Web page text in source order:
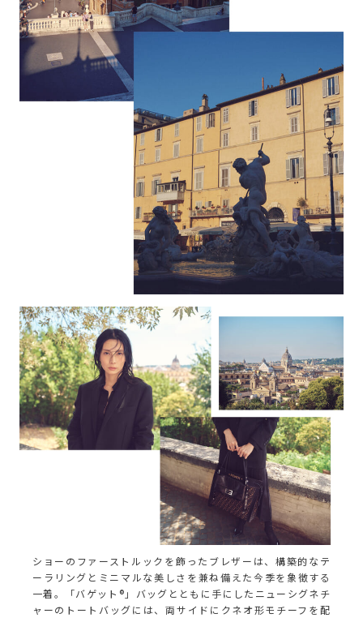
ショーのファーストルックを飾ったブレザーは、構築的なテ
ーラリングとミニマルな美しさを兼ね備えた今季を象徴する
一着。「バゲット®」バッグとともに手にしたニューシグネチ
ャーのトートバッグには、両サイドにクネオ形モチーフを配